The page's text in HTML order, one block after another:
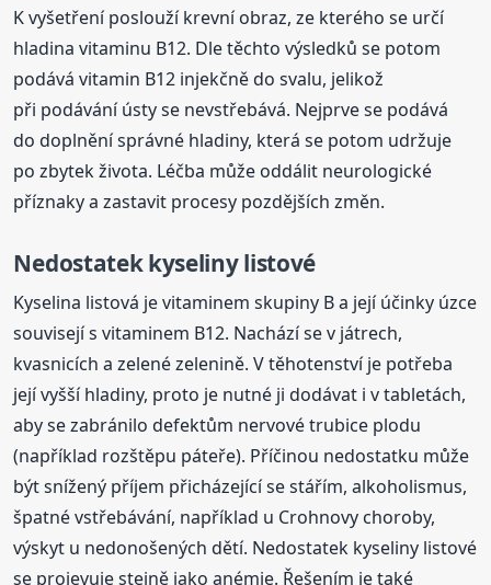
K vyšetření poslouží krevní obraz, ze kterého se určí
hladina vitaminu B12. Dle těchto výsledků se potom
podává vitamin B12 injekčně do svalu, jelikož
při podávání ústy se nevstřebává. Nejprve se podává
do doplnění správné hladiny, která se potom udržuje
po zbytek života. Léčba může oddálit neurologické
příznaky a zastavit procesy pozdějších změn.
Nedostatek kyseliny listové
Kyselina listová je vitaminem skupiny B a její účinky úzce
souvisejí s vitaminem B12. Nachází se v játrech,
kvasnicích a zelené zelenině. V těhotenství je potřeba
její vyšší hladiny, proto je nutné ji dodávat i v tabletách,
aby se zabránilo defektům nervové trubice plodu
(například rozštěpu páteře). Příčinou nedostatku může
být snížený příjem přicházející se stářím, alkoholismus,
špatné vstřebávání, například u Crohnovy choroby,
výskyt u nedonošených dětí. Nedostatek kyseliny listové
se projevuje stejně jako anémie. Řešením je také